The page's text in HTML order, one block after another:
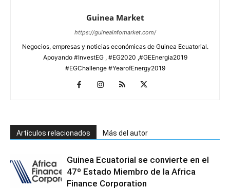
Guinea Market
https://guineainfomarket.com/
Negocios, empresas y noticias económicas de Guinea Ecuatorial.
Apoyando #InvestEG , #EG2020 ,#GEEnergia2019
#EGChallenge #YearofEnergy2019
Artículos relacionados Más del autor
Guinea Ecuatorial se convierte en el
47º Estado Miembro de la Africa
Finance Corporation